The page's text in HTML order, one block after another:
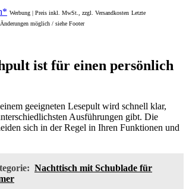
Werbung | Preis inkl. MwSt., zzgl. Versandkosten Letzte
Änderungen möglich / siehe Footer
ist für einen persönlich
geeigneten Lesepult wird schnell klar,
Ausführungen gibt. Die
sich in der Regel in Ihren Funktionen und
Nachttisch mit Schublade für